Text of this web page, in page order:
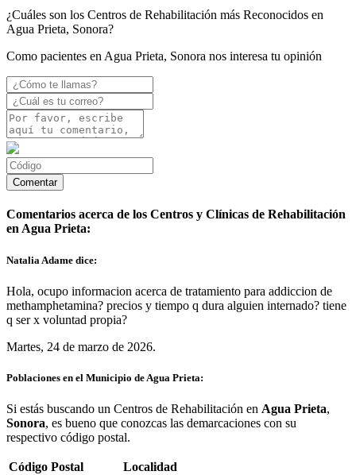
¿Cuáles son los Centros de Rehabilitación más Reconocidos en
Agua Prieta, Sonora?
Como pacientes en Agua Prieta, Sonora nos interesa tu opinión
Comentarios acerca de los Centros y Clínicas de Rehabilitación
en Agua Prieta:
Natalia Adame dice:
Hola, ocupo informacion acerca de tratamiento para addiccion de
methamphetamina? precios y tiempo q dura alguien internado? tiene
q ser x voluntad propia?
Martes, 24 de marzo de 2026.
Poblaciones en el Municipio de Agua Prieta:
Si estás buscando un Centros de Rehabilitación en Agua Prieta,
Sonora, es bueno que conozcas las demarcaciones con su
respectivo código postal.
Código Postal
Localidad